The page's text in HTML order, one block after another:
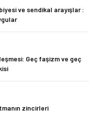
ve sendikal arayışlar :
Geç faşizm ve geç
zincirleri